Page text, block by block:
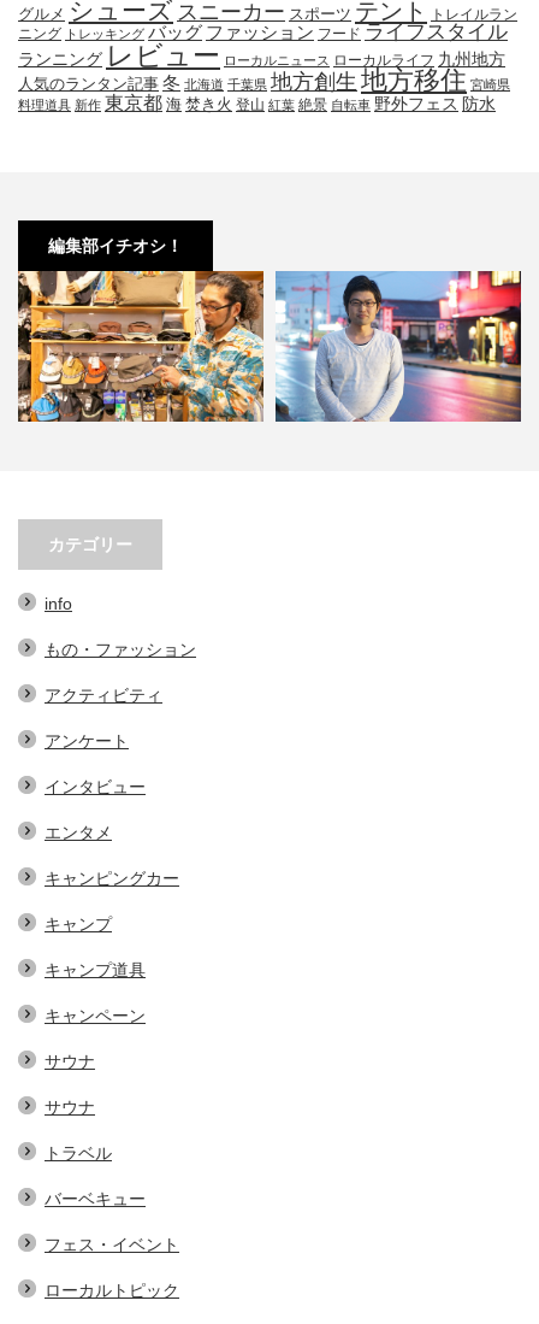
グルメ シューズ スニーカー スポーツ テント
トレイルラン
ニング トレッキング バッグ ファッション フード ライフスタイル
ランニング レビュー ローカルニュース ローカルライフ 九州地方
人気のランタン記事 冬 北海道 千葉県 地方創生 地方移住 宮崎県
料理道具 新作 東京都 海 焚き火 登山 紅葉 絶景 自転車 野外フェス 防水
編集部イチオシ！
春先必須！KAVUの帽子３選。オ
シャレで実用的なアイテム…
カテゴリー
info
もの・ファッション
アクティビティ
アンケート
インタビュー
エンタメ
キャンピングカー
キャンプ
キャンプ道具
キャンペーン
サウナ
サウナ
トラベル
バーベキュー
フェス・イベント
ローカルトピック